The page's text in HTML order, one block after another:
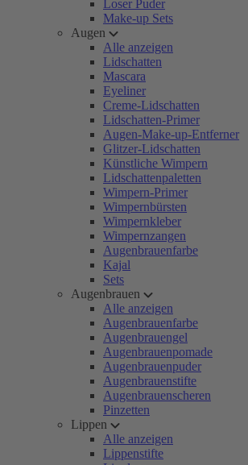
Loser Puder
Make-up Sets
Augen
Alle anzeigen
Lidschatten
Mascara
Eyeliner
Creme-Lidschatten
Lidschatten-Primer
Augen-Make-up-Entferner
Glitzer-Lidschatten
Künstliche Wimpern
Lidschattenpaletten
Wimpern-Primer
Wimpernbürsten
Wimpernkleber
Wimpernzangen
Augenbrauenfarbe
Kajal
Sets
Augenbrauen
Alle anzeigen
Augenbrauenfarbe
Augenbrauengel
Augenbrauenpomade
Augenbrauenpuder
Augenbrauenstifte
Augenbrauenscheren
Pinzetten
Lippen
Alle anzeigen
Lippenstifte